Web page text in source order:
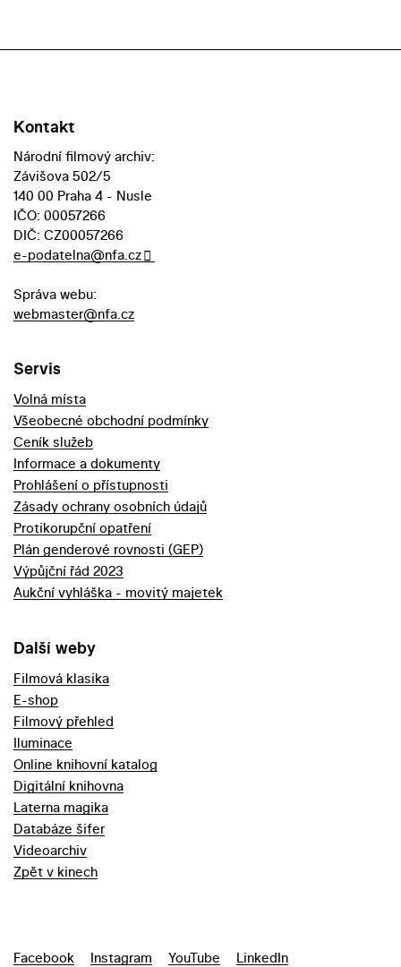
Kontakt
Národní filmový archiv:
Závišova 502/5
140 00 Praha 4 - Nusle
IČO: 00057266
DIČ: CZ00057266
e-podatelna@nfa.cz
Správa webu:
webmaster@nfa.cz
Servis
Volná místa
Všeobecné obchodní podmínky
Ceník služeb
Informace a dokumenty
Prohlášení o přístupnosti
Zásady ochrany osobních údajů
Protikorupční opatření
Plán genderové rovnosti (GEP)
Výpůjční řád 2023
Aukční vyhláška - movitý majetek
Další weby
Filmová klasika
E-shop
Filmový přehled
Iluminace
Online knihovní katalog
Digitální knihovna
Laterna magika
Databáze šifer
Videoarchiv
Zpět v kinech
Facebook Instagram YouTube LinkedIn